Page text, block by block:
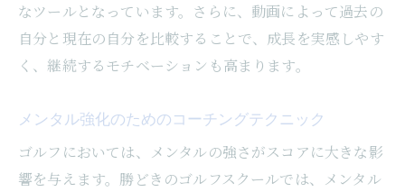
なツールとなっています。さらに、動画によって過去の
自分と現在の自分を比較することで、成長を実感しやす
く、継続するモチベーションも高まります。
メンタル強化のためのコーチングテクニック
ゴルフにおいては、メンタルの強さがスコアに大きな影
響を与えます。勝どきのゴルフスクールでは、メンタル